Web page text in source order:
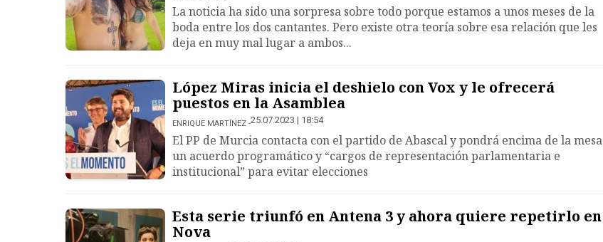
La noticia ha sido una sorpresa sobre todo porque estamos a unos meses de la
boda entre los dos cantantes. Pero existe otra teoría sobre esa relación que les
deja en muy mal lugar a ambos...
López Miras inicia el deshielo con Vox y le ofrecerá
puestos en la Asamblea
ENRIQUE MARTÍNEZ 25.07.2023 | 18:54
El PP de Murcia contacta con el partido de Abascal y pondrá encima de la mesa
un acuerdo programático y “cargos de representación parlamentaria e
institucional” para evitar elecciones
Esta serie triunfó en Antena 3 y ahora quiere repetirlo en
Nova